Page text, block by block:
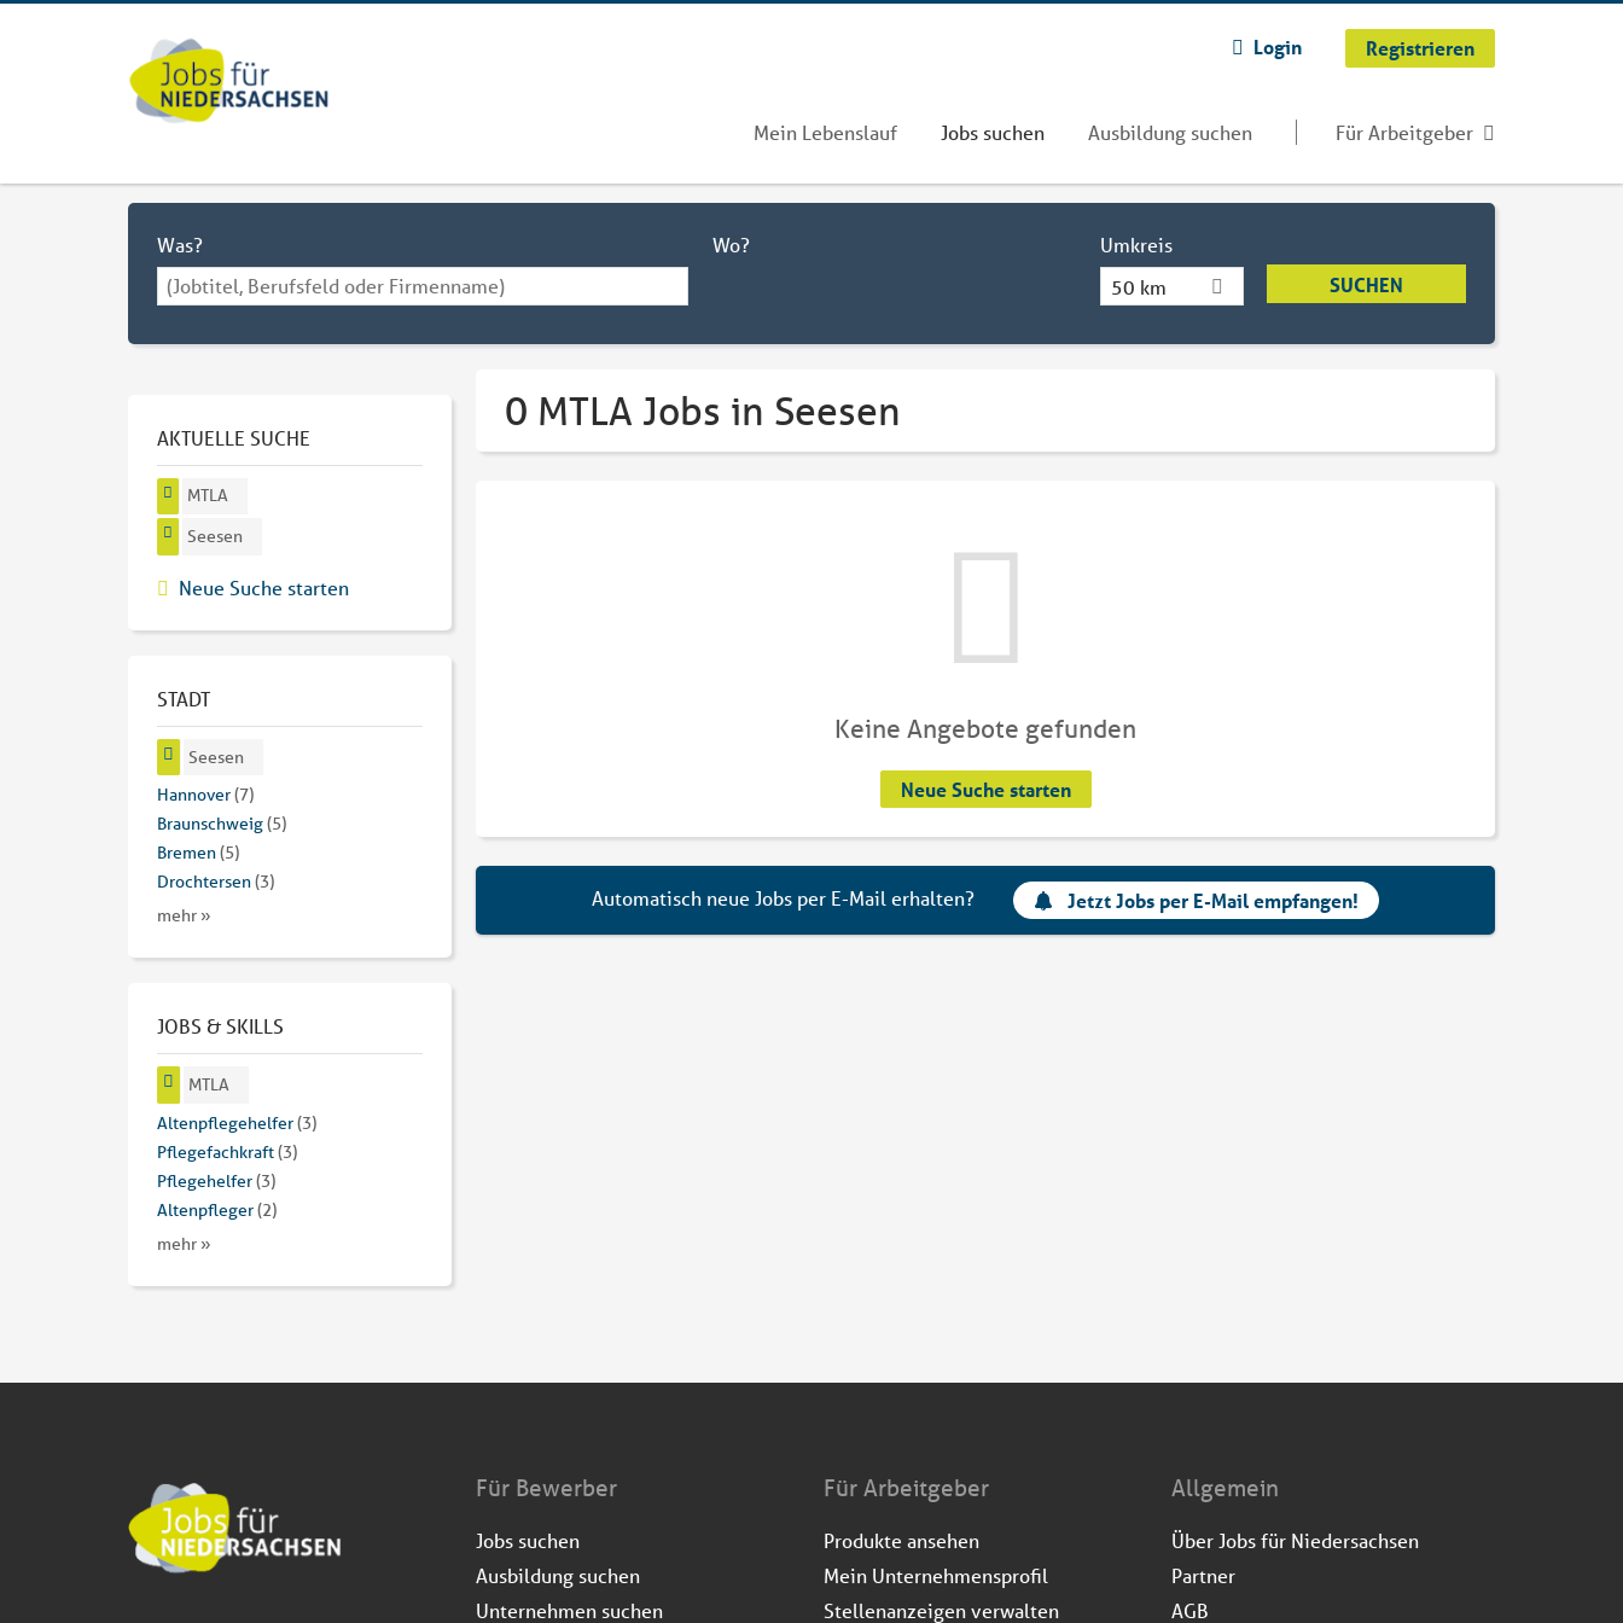
Login Registrieren
Mein Lebenslauf Jobs suchen Ausbildung suchen Für Arbeitgeber
Was? Wo?
Umkreis
50 km
0 MTLA Jobs in Seesen
Keine Angebote gefunden
Neue Suche starten
Automatisch neue Jobs per E-Mail erhalten? Jetzt Jobs per E-Mail empfangen!
AKTUELLE SUCHE
MTLA
Seesen
Neue Suche starten
STADT
Seesen
Hannover(7)
Braunschweig(5)
Bremen(5)
Drochtersen(3)
mehr »
JOBS & SKILLS
MTLA
Altenpflegehelfer(3)
Pflegefachkraft(3)
Pflegehelfer(3)
Altenpfleger(2)
mehr »
Für Bewerber
Jobs suchen
Ausbildung suchen
Unternehmen suchen
Für Arbeitgeber
Produkte ansehen
Mein Unternehmensprofil
Stellenanzeigen verwalten
Allgemein
Über Jobs für Niedersachsen
Partner
AGB